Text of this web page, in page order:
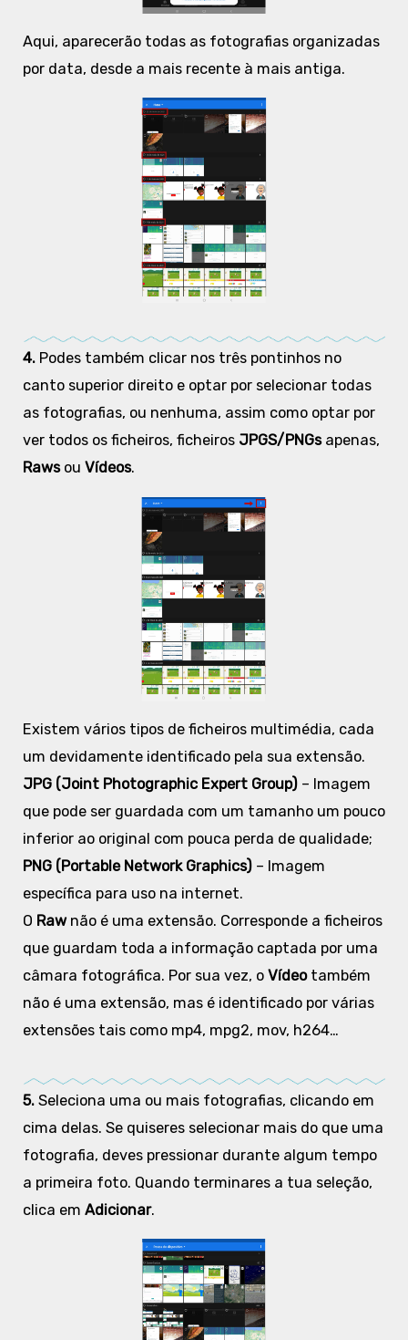
Aqui, aparecerão todas as fotografias organizadas
por data, desde a mais recente à mais antiga.
4. Podes também clicar nos três pontinhos no
canto superior direito e optar por selecionar todas
as fotografias, ou nenhuma, assim como optar por
ver todos os ficheiros, ficheiros JPGS/PNGsapenas,
Raws ou Vídeos.
Existem vários tipos de ficheiros multimédia, cada
um devidamente identificado pela sua extensão.
JPG (Joint Photographic Expert Group) – Imagem
que pode ser guardada com um tamanho um pouco
inferior ao original com pouca perda de qualidade;
PNG (Portable Network Graphics)– Imagem
específica para uso na internet.
O Rawnão é uma extensão. Corresponde a ficheiros
que guardam toda a informação captada por uma
câmara fotográfica. Por sua vez, o Vídeotambém
não é uma extensão, mas é identificado por várias
extensões tais como mp4, mpg2, mov, h264…
5. Seleciona uma ou mais fotografias, clicando em
cima delas. Se quiseres selecionar mais do que uma
fotografia, deves pressionar durante algum tempo
a primeira foto. Quando terminares a tua seleção,
clica em Adicionar.